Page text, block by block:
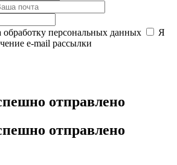
обработку персональных данных
Я
e-mail рассылки
отправлено
отправлено